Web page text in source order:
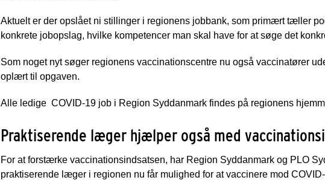
Aktuelt er der opslået ni stillinger i regionens jobbank, som primært tæller
konkrete jobopslag, hvilke kompetencer man skal have for at søge det
Som noget nyt søger regionens vaccinationscentre nu også vaccinatører
oplært til opgaven.
Alle ledige COVID-19 job i Region Syddanmark findes på regionens
Praktiserende læger hjælper også med
For at forstærke vaccinationsindsatsen, har Region Syddanmark og PLO
praktiserende læger i regionen nu får mulighed for at vaccinere mod